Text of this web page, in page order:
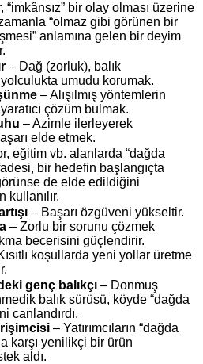
“imkânsız” bir olay olması üzerine
“olmaz gibi görünen bir
anlamına gelen bir deyim
– Dağ (zorluk), balık
umudu korumak.
– Alışılmış yöntemlerin
yaratıcı çözüm bulmak.
– Azimle ilerleyerek
elde etmek.
eğitim vb. alanlarda “dağda
bir hedefin başlangıçta
de elde edildiğini
kullanılır.
– Başarı özgüveni yükseltir.
– Zorlu bir sorunu çözmek
becerisini güçlendirir.
koşullarda yeni yollar üretme
genç balıkçı – Donmuş
balık sürüsü, köyde “dağda
canlandırdı.
– Yatırımcıların “dağda
karşı yenilikçi bir ürün
aldı.